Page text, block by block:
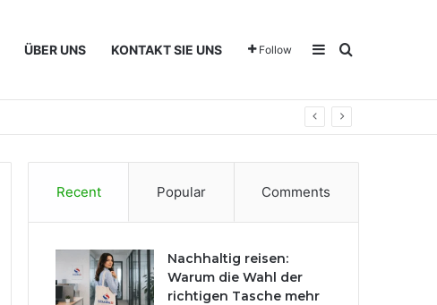
ÜBER UNS KONTAKT SIE UNS Follow SidebarSearch for
Recent Popular Comments
Nachhaltig reisen:
Warum die Wahl der
richtigen Tasche mehr